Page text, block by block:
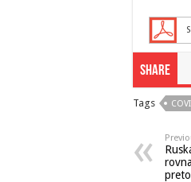
Share
Tags